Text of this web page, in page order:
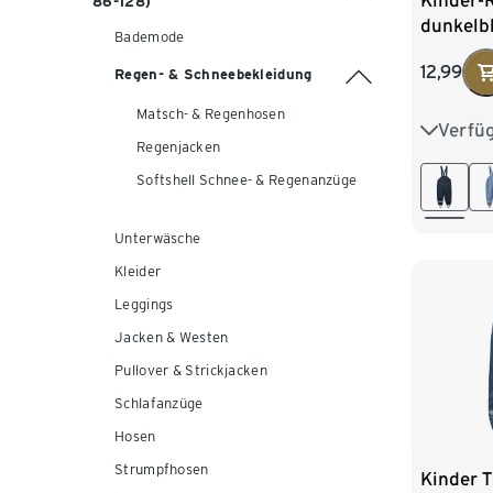
Bademode
Regen- & Schneebekleidung
Matsch- & Regenhosen
Regenjacken
Softshell Schnee- & Regenanzüge
Unterwäsche
Kleider
Leggings
Jacken & Westen
Pullover & Strickjacken
Schlafanzüge
Hosen
Strumpfhosen
12,99
74/80
98/104
Kinder